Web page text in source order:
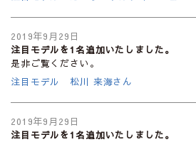
2019年9月29日
注目モデルを1名追加いたしました。
是非ご覧ください。
注目モデル 松川 来海さん
2019年9月29日
注目モデルを1名追加いたしました。